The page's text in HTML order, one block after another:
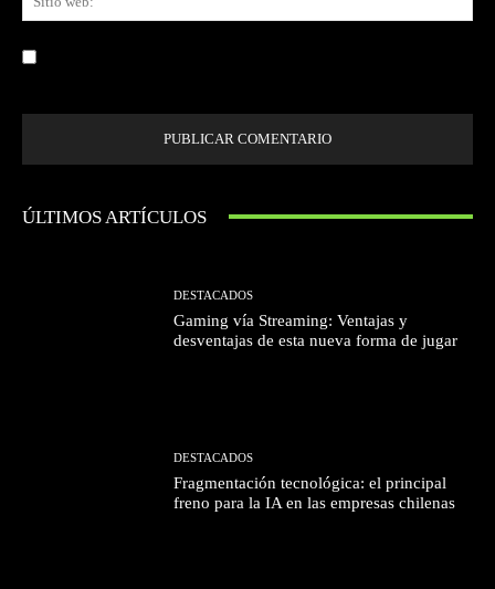
ÚLTIMOS ARTÍCULOS
DESTACADOS
Gaming vía Streaming: Ventajas y
desventajas de esta nueva forma de jugar
DESTACADOS
Fragmentación tecnológica: el principal
freno para la IA en las empresas chilenas